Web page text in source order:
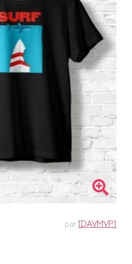
par [DAVMVP]